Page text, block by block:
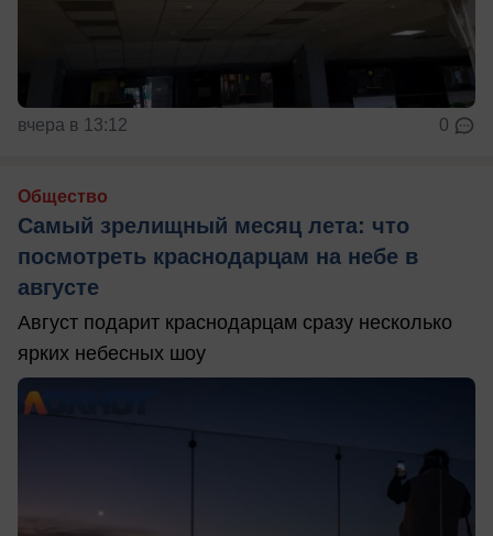
вчера в 13:12 0
Общество
Самый зрелищный месяц лета: что
посмотреть краснодарцам на небе в
августе
Август подарит краснодарцам сразу несколько
ярких небесных шоу